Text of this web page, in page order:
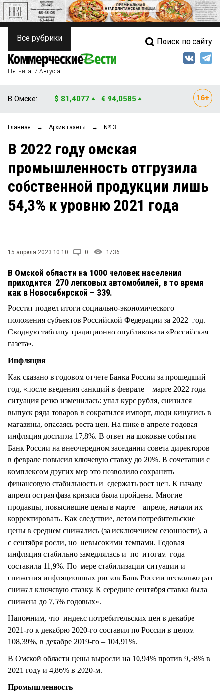
ПОЛИТИКА
ФИНАНСЫ
ОБЩЕСТВО
ЗАКОН
НОВОСТИ КОМПАНИЙ
ПРОИСШЕСТВИЯ
Свежий выпуск
Рейтинги
Блоги
Архив
Все рубрики Поиск по сайту
Пятница, 7 Августа
В Омске: $ 81,4077 € 94,0585
Главная → Архив газеты → №13
В 2022 году омская
промышленность отгрузила
собственной продукции лишь
54,3% к уровню 2021 года
15 апреля 2023 10:10 0 1736
В Омской области на 1000 человек населения
приходится 270 легковых автомобилей, в то время
как в Новосибирской – 339.
Росстат подвел итоги социально-экономического
положения субъектов Российской Федерации за 2022 год.
Сводную таблицу традиционно опубликовала «Российская
газета».
Инфляция
Как сказано в годовом отчете Банка России за прошедший
год, «после введения санкций в феврале – марте 2022 года
ситуация резко изменилась: упал курс рубля, снизился
выпуск ряда товаров и сократился импорт, люди кинулись в
магазины, опасаясь роста цен. На пике в апреле годовая
инфляция достигла 17,8%. В ответ на шоковые события
Банк России на внеочередном заседании совета директоров
в феврале повысил ключевую ставку до 20%. В сочетании с
комплексом других мер это позволило сохранить
финансовую стабильность и сдержать рост цен. К началу
апреля острая фаза кризиса была пройдена. Многие
продавцы, повысившие цены в марте – апреле, начали их
корректировать. Как следствие, летом потребительские
цены в среднем снижались (за исключением сезонности), а
с сентября росли, но невысокими темпами. Годовая
инфляция стабильно замедлялась и по итогам года
составила 11,9%. По мере стабилизации ситуации и
снижения инфляционных рисков Банк России несколько раз
снижал ключевую ставку. К середине сентября ставка была
снижена до 7,5% годовых».
Напомним, что индекс потребительских цен в декабре
2021-го к декабрю 2020-го составил по России в целом
108,39%, в декабре 2019-го – 104,91%.
В Омской области цены выросли на 10,94% против 9,38% в
2021 году и 4,86% в 2020-м.
Промышленность